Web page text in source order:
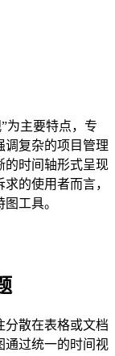
为主要特点，专
调复杂的项目管理
的时间轴形式呈现
的使用者而言，
工具。
分散在表格或文档
通过统一的时间视